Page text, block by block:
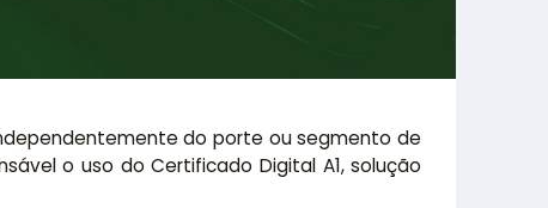
do porte ou segmento de
o uso do Certificado Digital A1, solução